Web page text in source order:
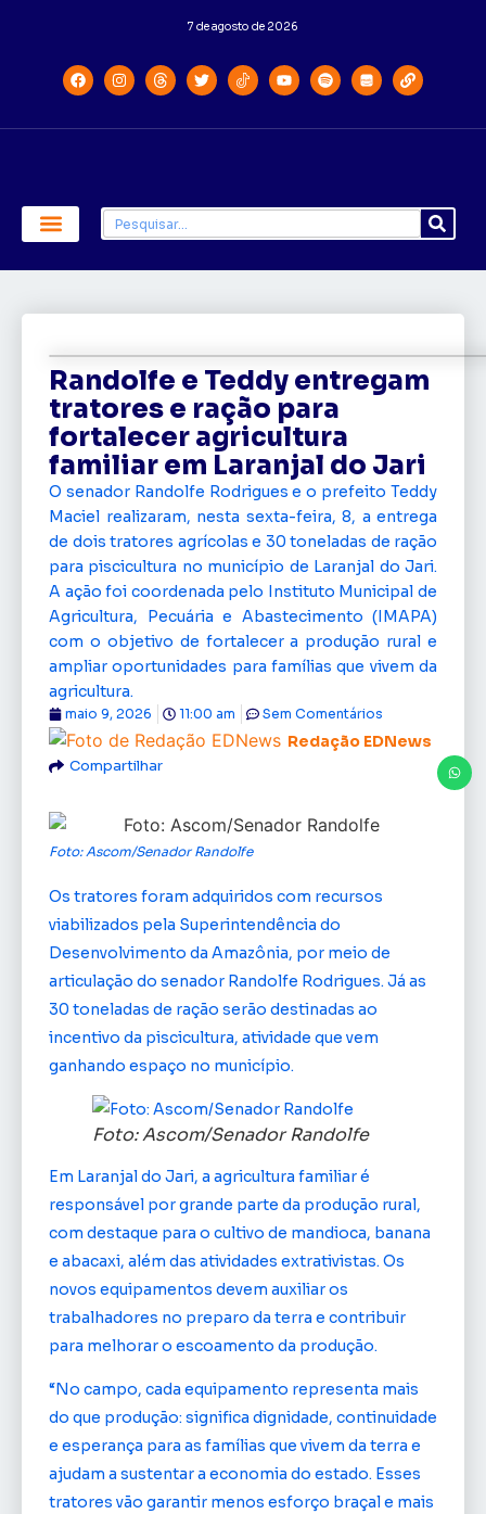
7 de agosto de 2026
Randolfe e Teddy entregam
tratores e ração para
fortalecer agricultura
familiar em Laranjal do Jari
O senador Randolfe Rodrigues e o prefeito Teddy
Maciel realizaram, nesta sexta-feira, 8, a entrega
de dois tratores agrícolas e 30 toneladas de ração
para piscicultura no município de Laranjal do Jari.
A ação foi coordenada pelo Instituto Municipal de
Agricultura, Pecuária e Abastecimento (IMAPA)
com o objetivo de fortalecer a produção rural e
ampliar oportunidades para famílias que vivem da
agricultura.
Redação EDNews
maio 9, 2026 11:00 am Sem Comentários
Compartilhar
Foto: Ascom/Senador Randolfe
Os tratores foram adquiridos com recursos
viabilizados pela Superintendência do
Desenvolvimento da Amazônia, por meio de
articulação do senador Randolfe Rodrigues. Já as
30 toneladas de ração serão destinadas ao
incentivo da piscicultura, atividade que vem
ganhando espaço no município.
Foto: Ascom/Senador Randolfe
Em Laranjal do Jari, a agricultura familiar é
responsável por grande parte da produção rural,
com destaque para o cultivo de mandioca, banana
e abacaxi, além das atividades extrativistas. Os
novos equipamentos devem auxiliar os
trabalhadores no preparo da terra e contribuir
para melhorar o escoamento da produção.
“No campo, cada equipamento representa mais
do que produção: significa dignidade, continuidade
e esperança para as famílias que vivem da terra e
ajudam a sustentar a economia do estado. Esses
tratores vão garantir menos esforço braçal e mais